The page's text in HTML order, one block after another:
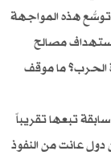
هذه المواجهة
مصالح
الحرب؟ ما موقف
تبعها تقريباً
عانت من النفوذ